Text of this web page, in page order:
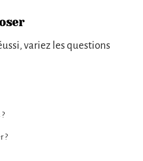
variez les questions
?